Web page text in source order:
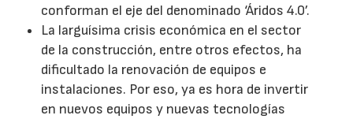
conforman el eje del denominado ‘Áridos 4.0’.
La larguísima crisis económica en el sector
de la construcción, entre otros efectos, ha
dificultado la renovación de equipos e
instalaciones. Por eso, ya es hora de invertir
en nuevos equipos y nuevas tecnologías